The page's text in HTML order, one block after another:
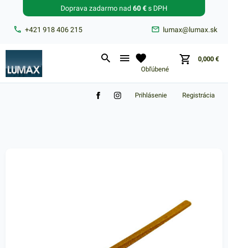
+421 918 406 215 lumax@lumax.sk
Doprava zadarmo nad 60 €s DPH
Obľúbené
0,000 €
Zabudnuté heslo?
Registrácia
Prihlásenie